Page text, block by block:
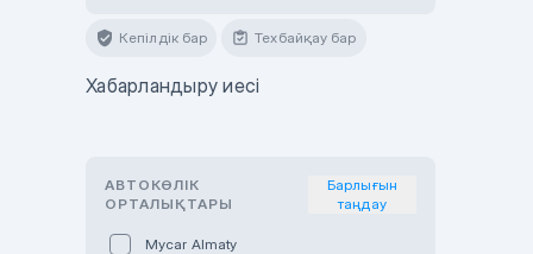
Кепілдік бар Техбайқау бар
Хабарландыру иесі
АВТОКӨЛІК
ОРТАЛЫҚТАРЫ
Барлығын
таңдау
Mycar Almaty